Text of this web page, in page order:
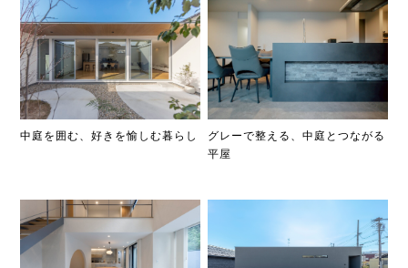
中庭を囲む、好きを愉しむ暮らし
グレーで整える、中庭とつながる
平屋